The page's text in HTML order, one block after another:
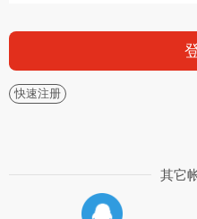
快速注册
其它